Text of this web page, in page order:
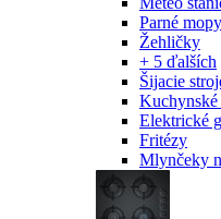
Parné mopy
Žehličky
+ 5 ďalších
Šijacie
Elektrické
Fritézy
Mlynčeky